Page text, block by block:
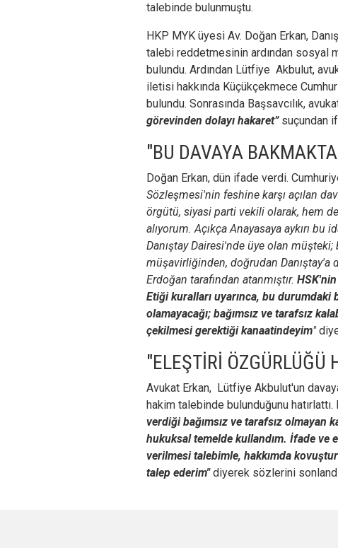
talebinde bulunmuştu.
HKP MYK üyesi Av. Doğan Erkan,
talebi reddetmesinin ardından sosyal
bulundu. Ardından Lütfiye Akbulut,
iletisi hakkında Küçükçekmece
bulundu. Sonrasında Başsavcılık,
görevinden dolayı hakaret” suçundan
"BU DAVAYA
Doğan Erkan, dün ifade verdi.
Sözleşmesi'nin feshine karşı açılan
örgütü, siyasi parti vekili olarak, hem
alıyorum. Açıkça Anayasaya aykırı
Danıştay Dairesi'nde üye olan
müşavirliğinden, doğrudan Danıştay'a
Erdoğan tarafından atanmıştır. HSK'nin
Etiği kuralları uyarınca, bu durumdaki
olamayacağı; bağımsız ve tarafsız
çekilmesi gerektiği kanaatindeyim"
"ELEŞTİRİ
Avukat Erkan, Lütfiye Akbulut'un
hakim talebinde bulunduğunu hatırlattı.
verdiği bağımsız ve tarafsız olmayan
hukuksal temelde kullandım. İfade
verilmesi talebimle, hakkımda
talep ederim" diyerek sözlerini